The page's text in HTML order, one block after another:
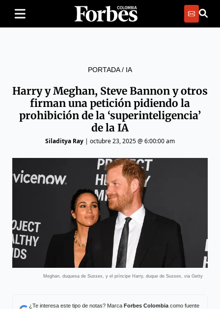
PORTADA/ IA
Harry y Meghan, Steve Bannon y otros
firman una petición pidiendo la
prohibición de la ‘superinteligencia’
de la IA
Siladitya Ray | octubre 23, 2025 @ 6:00:00 am
Meghan, duquesa de Sussex, y el príncipe Harry, duque de Sussex, via Getty
¿Te interesa este tipo de notas? Marca Forbes Colombiacomo fuente